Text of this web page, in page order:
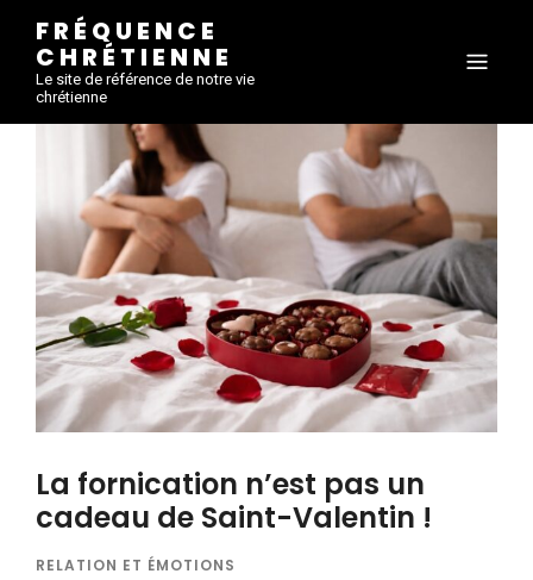
FRÉQUENCE
CHRÉTIENNE
Le site de référence de notre vie
chrétienne
La fornication n’est pas un
cadeau de Saint-Valentin !
RELATION ET ÉMOTIONS